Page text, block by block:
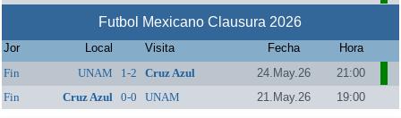
Futbol Mexicano Clausura 2026
Jor Local Visita Fecha
Hora
Fin
UNAM 1-2 Cruz Azul 24.May.26
21:00
Fin
Cruz Azul 0-0 UNAM 21.May.26 19:00